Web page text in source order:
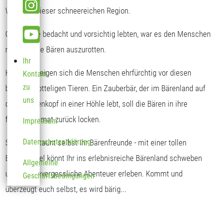
Ihr
Kontakt
zu
uns
Impressum
Datenschutzerklärung
Allgemeine
Geschäftsbedingungen
Winter in dieser schneereichen Region.
Obwohl sie bedacht und vorsichtig lebten, war es den Menschen
möglich, die Bären auszurotten.
Heute verneigen sich die Menschen ehrfürchtig vor diesen
braunen, zotteligen Tieren. Ein Zauberbär, der im Bärenland auf
dem Sonnenkopf in einer Höhle lebt, soll die Bären in ihre
frühere Heimat zurück locken.
Seht und staunt selbst Ihr Bärenfreunde - mit einer tollen
Bärengondel könnt Ihr ins erlebnisreiche Bärenland schweben
und dort unvergessliche Abenteuer erleben. Kommt und
überzeugt euch selbst, es wird bärig...